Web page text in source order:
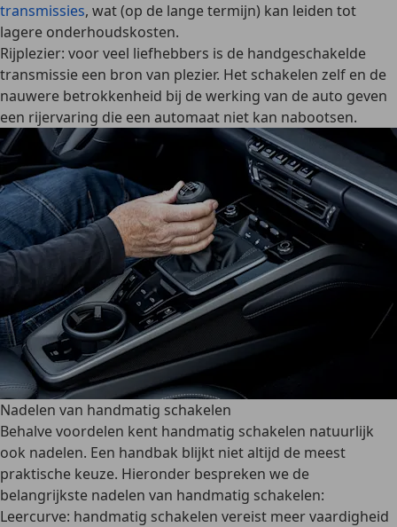
transmissies, wat (op de lange termijn) kan leiden tot
lagere onderhoudskosten.
Rijplezier: voor veel liefhebbers is de handgeschakelde
transmissie een bron van plezier. Het schakelen zelf en de
nauwere betrokkenheid bij de werking van de auto geven
een rijervaring die een automaat niet kan nabootsen.
Nadelen van handmatig schakelen
Behalve voordelen kent handmatig schakelen natuurlijk
ook nadelen. Een handbak blijkt niet altijd de meest
praktische keuze. Hieronder bespreken we de
belangrijkste nadelen van handmatig schakelen:
Leercurve: handmatig schakelen vereist meer vaardigheid